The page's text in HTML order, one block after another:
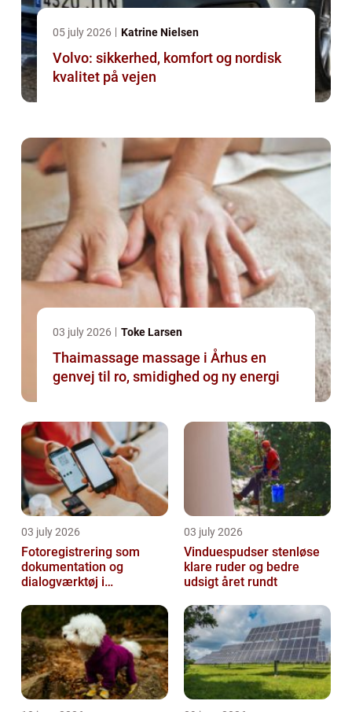
05 july 2026 Katrine Nielsen
Volvo: sikkerhed, komfort og nordisk
kvalitet på vejen
03 july 2026 Toke Larsen
Thaimassage massage i Århus en
genvej til ro, smidighed og ny energi
03 july 2026
Fotoregistrering som
dokumentation og
dialogværktøj i
03 july 2026
Vinduespudser stenløse
klare ruder og bedre
udsigt året rundt